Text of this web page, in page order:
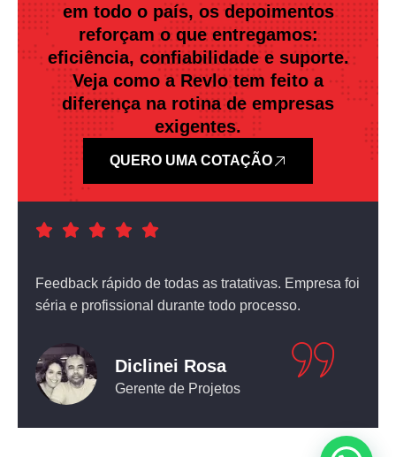
em todo o país, os depoimentos
reforçam o que entregamos:
eficiência, confiabilidade e suporte.
Veja como a Revlo tem feito a
diferença na rotina de empresas
exigentes.
QUERO UMA COTAÇÃO
Atendimento nota dez! O equipamento que comprei
não deixou nada a desejar.
Leticia Pediconi
Engenheira Civil